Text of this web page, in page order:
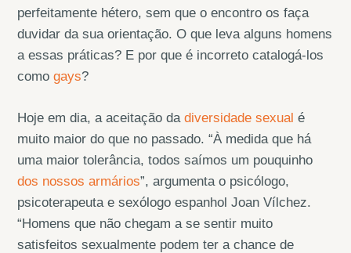
perfeitamente hétero, sem que o encontro os faça
duvidar da sua orientação. O que leva alguns homens
a essas práticas? E por que é incorreto catalogá-los
comogays?
Hoje em dia, a aceitação dadiversidade sexual é
muito maior do que no passado. “À medida que há
uma maior tolerância, todos saímos um pouquinho
dos nossos armários”, argumenta o psicólogo,
psicoterapeuta e sexólogo espanhol Joan Vílchez.
“Homens que não chegam a se sentir muito
satisfeitos sexualmente podem ter a chance de